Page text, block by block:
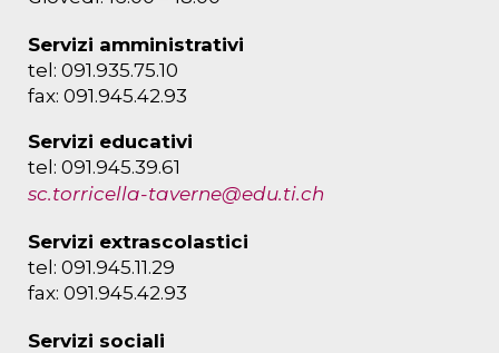
Servizi amministrativi
tel: 091.935.75.10
fax: 091.945.42.93
Servizi educativi
tel: 091.945.39.61
sc.torricella-taverne@edu.ti.ch
Servizi extrascolastici
tel: 091.945.11.29
fax: 091.945.42.93
Servizi sociali